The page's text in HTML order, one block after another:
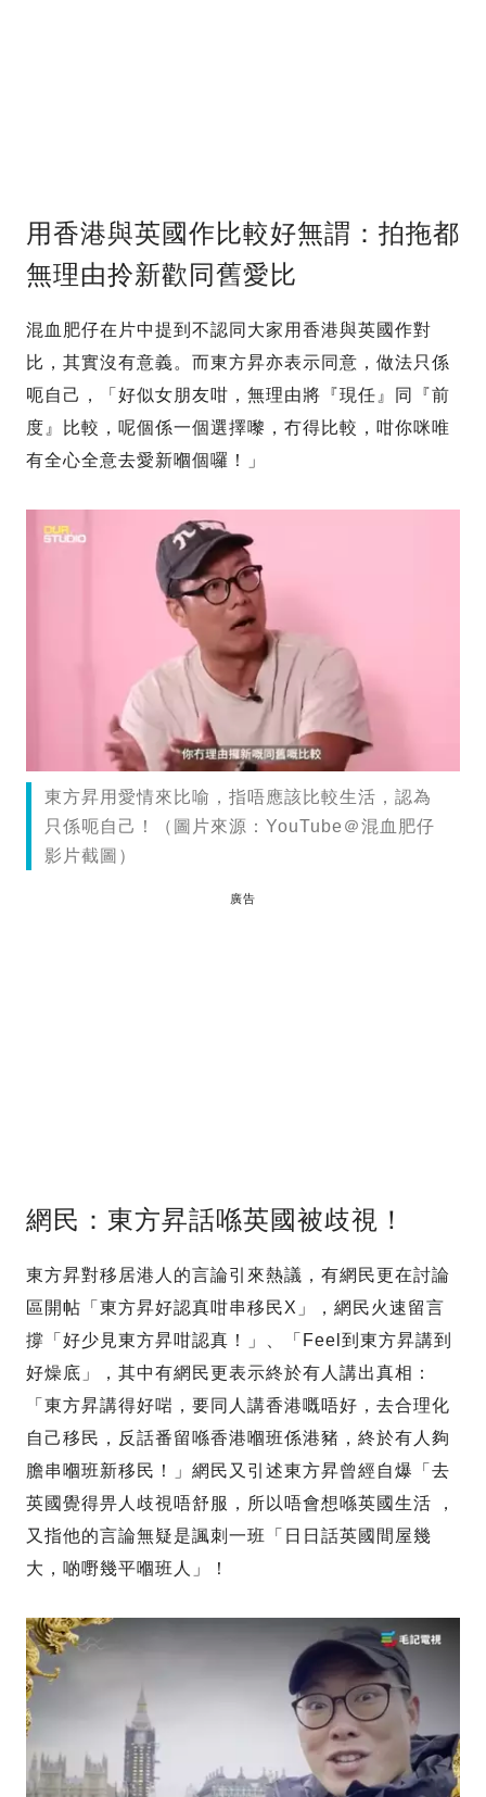
用香港與英國作比較好無謂：拍拖都
無理由拎新歡同舊愛比
混血肥仔在片中提到不認同大家用香港與英國作對
比，其實沒有意義。而東方昇亦表示同意，做法只係
呃自己，「好似女朋友咁，無理由將『現任』同『前
度』比較，呢個係一個選擇嚟，冇得比較，咁你咪唯
有全心全意去愛新嗰個囉！」
東方昇用愛情來比喻，指唔應該比較生活，認為
只係呃自己！（圖片來源：YouTube＠混血肥仔
影片截圖）
廣告
網民：東方昇話喺英國被歧視！
東方昇對移居港人的言論引來熱議，有網民更在討論
區開帖「東方昇好認真咁串移民X」，網民火速留言
撐「好少見東方昇咁認真！」、「Feel到東方昇講到
好燥底」，其中有網民更表示終於有人講出真相：
「東方昇講得好啱，要同人講香港嘅唔好，去合理化
自己移民，反話番留喺香港嗰班係港豬，終於有人夠
膽串嗰班新移民！」網民又引述東方昇曾經自爆「去
英國覺得畀人歧視唔舒服，所以唔會想喺英國生活 ，
又指他的言論無疑是諷刺一班「日日話英國間屋幾
大，啲嘢幾平嗰班人」！